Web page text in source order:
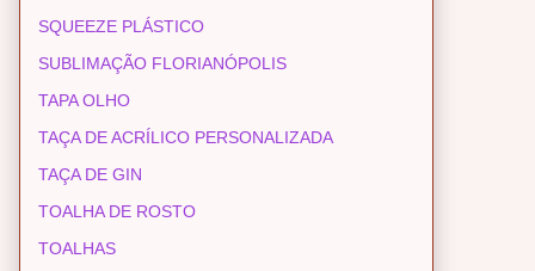
SQUEEZE PLÁSTICO
SUBLIMAÇÃO FLORIANÓPOLIS
TAPA OLHO
TAÇA DE ACRÍLICO PERSONALIZADA
TAÇA DE GIN
TOALHA DE ROSTO
TOALHAS